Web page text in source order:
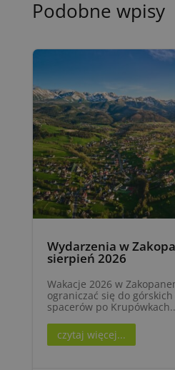
Podobne wpisy
Wydarzenia w
sierpień 2026
Wakacje 2026 w
ograniczać się do
spacerów po
czytaj więcej...